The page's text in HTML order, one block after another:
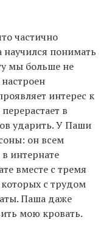
частично
понимать
мы больше не
интерес к
в
ударить. У Паши
он всем
интернате
вместе с тремя
с трудом
Паша даже
мою кровать.